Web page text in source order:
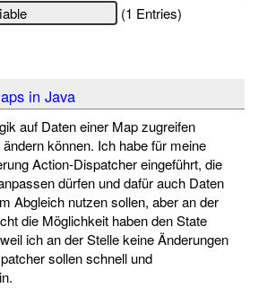
(1 Entries)
in Java
auf Daten einer Map zugreifen
können. Ich habe für meine
Action-Dispatcher eingeführt, die
dürfen und dafür auch Daten
Abgleich nutzen sollen, aber an der
die Möglichkeit haben den State
ich an der Stelle keine Änderungen
sollen schnell und